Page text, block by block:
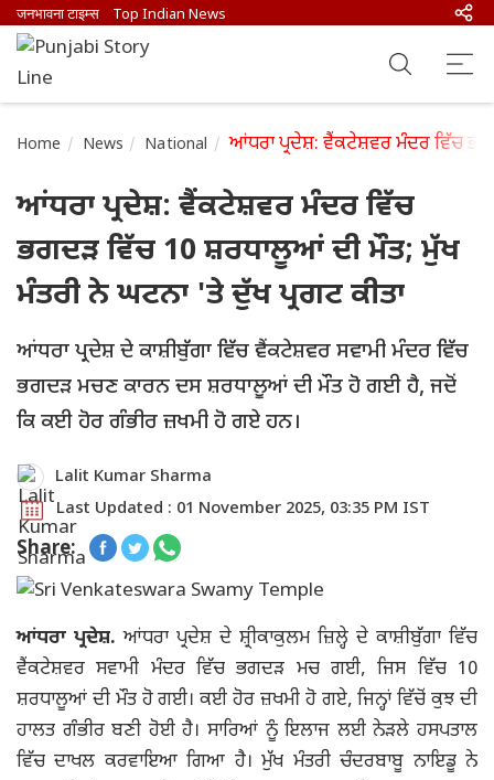
जनभावना टाइम्स Top Indian News
Home News National ਆਂਧਰਾ ਪ੍ਰਦੇਸ਼: ਵੈਂਕਟੇਸ਼ਵਰ ਮੰਦਰ ਵਿੱਚ
ਆਂਧਰਾ ਪ੍ਰਦੇਸ਼: ਵੈਂਕਟੇਸ਼ਵਰ ਮੰਦਰ ਵਿੱਚ
ਭਗਦੜ ਵਿੱਚ 10 ਸ਼ਰਧਾਲੂਆਂ ਦੀ ਮੌਤ; ਮੁੱਖ
ਮੰਤਰੀ ਨੇ ਘਟਨਾ 'ਤੇ ਦੁੱਖ ਪ੍ਰਗਟ ਕੀਤਾ
ਆਂਧਰਾ ਪ੍ਰਦੇਸ਼ ਦੇ ਕਾਸ਼ੀਬੁੱਗਾ ਵਿੱਚ ਵੈਂਕਟੇਸ਼ਵਰ ਸਵਾਮੀ ਮੰਦਰ ਵਿੱਚ
ਭਗਦੜ ਮਚਣ ਕਾਰਨ ਦਸ ਸ਼ਰਧਾਲੂਆਂ ਦੀ ਮੌਤ ਹੋ ਗਈ ਹੈ, ਜਦੋਂ
ਕਿ ਕਈ ਹੋਰ ਗੰਭੀਰ ਜ਼ਖਮੀ ਹੋ ਗਏ ਹਨ।
Lalit Kumar Sharma
Last Updated : 01 November 2025, 03:35 PM IST
Share:
ਆਂਧਰਾ ਪ੍ਰਦੇਸ਼.ਆਂਧਰਾ ਪ੍ਰਦੇਸ਼ ਦੇ ਸ਼੍ਰੀਕਾਕੁਲਮ ਜ਼ਿਲ੍ਹੇ ਦੇ ਕਾਸ਼ੀਬੁੱਗਾ ਵਿੱਚ
ਵੈਂਕਟੇਸ਼ਵਰ ਸਵਾਮੀ ਮੰਦਰ ਵਿੱਚ ਭਗਦੜ ਮਚ ਗਈ, ਜਿਸ ਵਿੱਚ 10
ਸ਼ਰਧਾਲੂਆਂ ਦੀ ਮੌਤ ਹੋ ਗਈ। ਕਈ ਹੋਰ ਜ਼ਖਮੀ ਹੋ ਗਏ, ਜਿਨ੍ਹਾਂ ਵਿੱਚੋਂ ਕੁਝ ਦੀ
ਹਾਲਤ ਗੰਭੀਰ ਬਣੀ ਹੋਈ ਹੈ। ਸਾਰਿਆਂ ਨੂੰ ਇਲਾਜ ਲਈ ਨੇੜਲੇ ਹਸਪਤਾਲ
ਵਿੱਚ ਦਾਖਲ ਕਰਵਾਇਆ ਗਿਆ ਹੈ। ਮੁੱਖ ਮੰਤਰੀ ਚੰਦਰਬਾਬੂ ਨਾਇਡੂ ਨੇ